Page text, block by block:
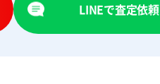
LINEで査定依頼